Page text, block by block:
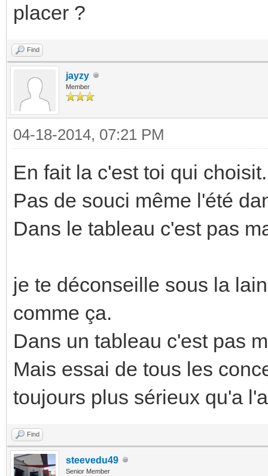
placer ?
Find
jayzy
Member
04-18-2014, 07:21 PM
En fait la c'est toi qui
Pas de souci même l'été
Dans le tableau c'est pas
je te déconseille sous la
comme ça.
Dans un tableau c'est pas
Mais essai de tous les
toujours plus sérieux qu'a
Find
steevedu49
Senior Member